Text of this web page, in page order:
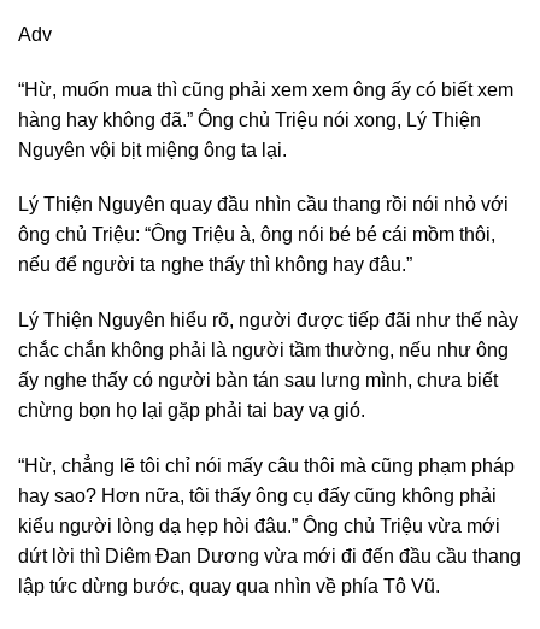
Adv
“Hừ, muốn mua thì cũng phải xem xem ông ấy có biết xem
hàng hay không đã.” Ông chủ Triệu nói xong, Lý Thiện
Nguyên vội bịt miệng ông ta lại.
Lý Thiện Nguyên quay đầu nhìn cầu thang rồi nói nhỏ với
ông chủ Triệu: “Ông Triệu à, ông nói bé bé cái mồm thôi,
nếu để người ta nghe thấy thì không hay đâu.”
Lý Thiện Nguyên hiểu rõ, người được tiếp đãi như thế này
chắc chắn không phải là người tầm thường, nếu như ông
ấy nghe thấy có người bàn tán sau lưng mình, chưa biết
chừng bọn họ lại gặp phải tai bay vạ gió.
“Hừ, chẳng lẽ tôi chỉ nói mấy câu thôi mà cũng phạm pháp
hay sao? Hơn nữa, tôi thấy ông cụ đấy cũng không phải
kiểu người lòng dạ hẹp hòi đâu.” Ông chủ Triệu vừa mới
dứt lời thì Diêm Đan Dương vừa mới đi đến đầu cầu thang
lập tức dừng bước, quay qua nhìn về phía Tô Vũ.